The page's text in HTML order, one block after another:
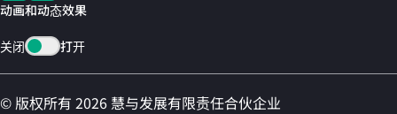
动画和动态效果
关闭 打开
© 版权所有 2026 慧与发展有限责任合伙企业